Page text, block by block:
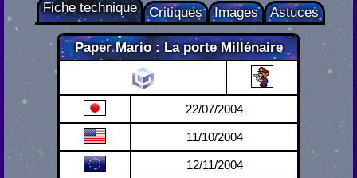
Paper Mario : La porte Millénaire
Game Cube
22/07/2004
11/10/2004
12/11/2004
Fiche technique Critiques Images Astuces